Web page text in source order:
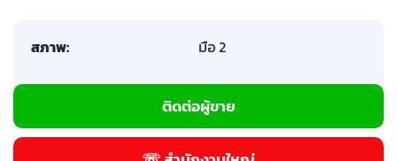
สภาพ: มือ 2
ติดต่อผู้ขาย